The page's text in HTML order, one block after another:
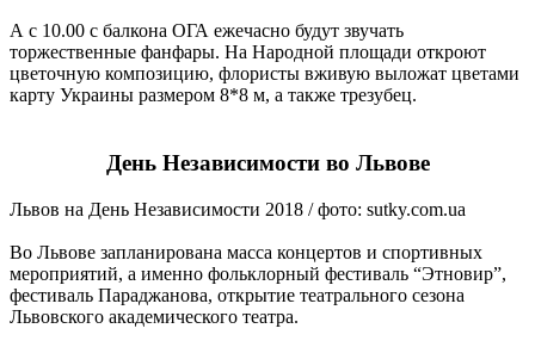
А с 10.00 с балкона ОГА ежечасно будут звучать
торжественные фанфары. На Народной площади откроют
цветочную композицию, флористы вживую выложат цветами
карту Украины размером 8*8 м, а также трезубец.
День Независимости во Львове
Львов на День Независимости 2018 / фото: sutky.com.ua
Во Львове запланирована масса концертов и спортивных
мероприятий, а именно фольклорный фестиваль “Этновир”,
фестиваль Параджанова, открытие театрального сезона
Львовского академического театра.